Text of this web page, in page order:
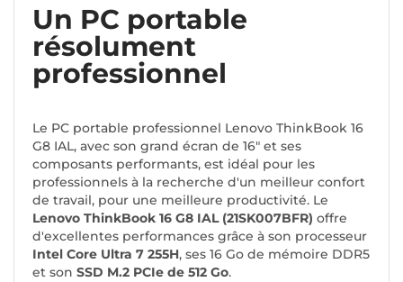
Un PC portable
résolument
professionnel
Le PC portable professionnel Lenovo ThinkBook 16
G8 IAL, avec son grand écran de 16" et ses
composants performants, est idéal pour les
professionnels à la recherche d'un meilleur confort
de travail, pour une meilleure productivité. Le
Lenovo ThinkBook 16 G8 IAL (21SK007BFR) offre
d'excellentes performances grâce à son processeur
Intel Core Ultra 7 255H, ses 16 Go de mémoire DDR5
et son SSD M.2 PCIe de 512 Go.